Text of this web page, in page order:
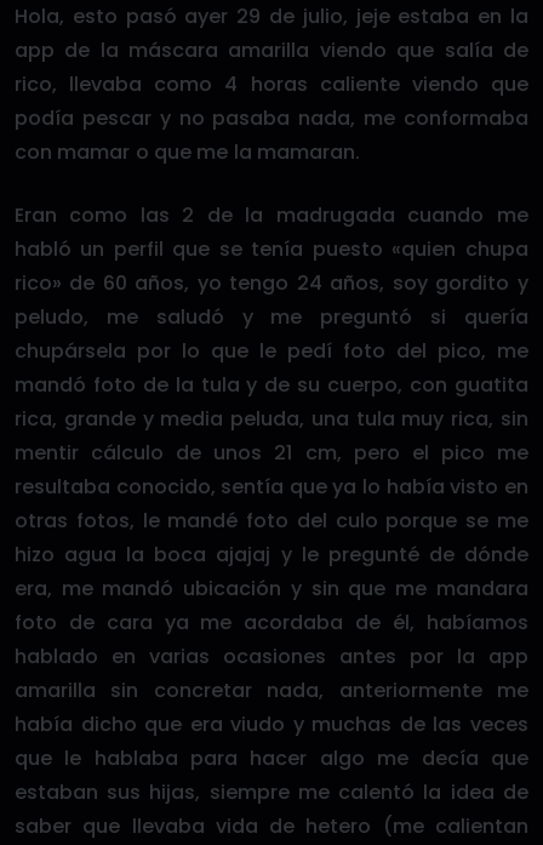
Hola, esto pasó ayer 29 de julio, jeje estaba en la
app de la máscara amarilla viendo que salía de
rico, llevaba como 4 horas caliente viendo que
podía pescar y no pasaba nada, me conformaba
con mamar o que me la mamaran.
Eran como las 2 de la madrugada cuando me
habló un perfil que se tenía puesto «quien chupa
rico» de 60 años, yo tengo 24 años, soy gordito y
peludo, me saludó y me preguntó si quería
chupársela por lo que le pedí foto del pico, me
mandó foto de la tula y de su cuerpo, con guatita
rica, grande y media peluda, una tula muy rica, sin
mentir cálculo de unos 21 cm, pero el pico me
resultaba conocido, sentía que ya lo había visto en
otras fotos, le mandé foto del culo porque se me
hizo agua la boca ajajaj y le pregunté de dónde
era, me mandó ubicación y sin que me mandara
foto de cara ya me acordaba de él, habíamos
hablado en varias ocasiones antes por la app
amarilla sin concretar nada, anteriormente me
había dicho que era viudo y muchas de las veces
que le hablaba para hacer algo me decía que
estaban sus hijas, siempre me calentó la idea de
saber que llevaba vida de hetero (me calientan